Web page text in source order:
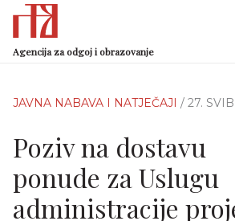
Agencija za odgoj i obrazovanje
JAVNA NABAVA I NATJEČAJI / 27.
Poziv na dostavu
ponude za Uslugu
administracije